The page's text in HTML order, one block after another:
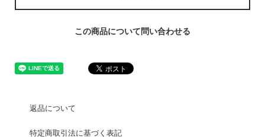
この商品について問い合わせる
返品について
特定商取引法に基づく表記